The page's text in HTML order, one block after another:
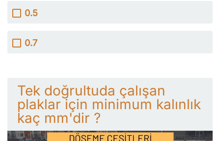
0.5
0.7
Tek doğrultuda çalışan
plaklar için minimum kalınlık
kaç mm'dir ?